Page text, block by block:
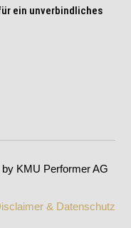
ein unverbindliches
KMU Performer AG
& Datenschutz